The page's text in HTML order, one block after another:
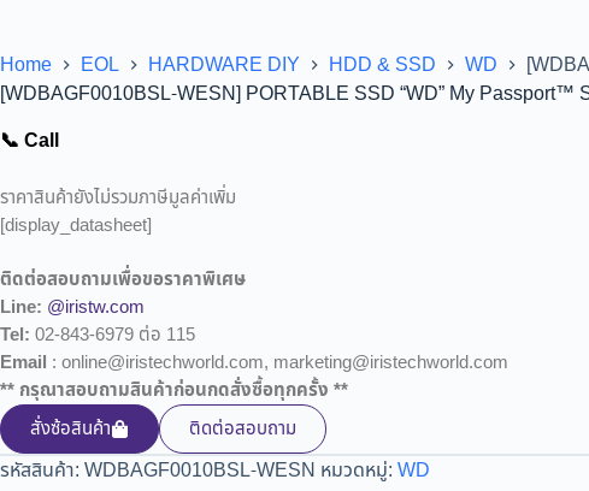
Home EOL HARDWARE DIY HDD & SSD WD
[WDBAGF0010BSL-WESN] PORTABLE SSD “WD” My Passport™
📞 Call
ราคาสินค้ายังไม่รวมภาษีมูลค่าเพิ่ม
[display_datasheet]
ติดต่อสอบถามเพื่อขอราคาพิเศษ
Line: @iristw.com
Tel: 02-843-6979 ต่อ 115
Email : online@iristechworld.com, marketing@iristechworld.com
** กรุณาสอบถามสินค้าก่อนกดสั่งซื้อทุกครั้ง **
สั่งซ้อสินค้า
ติดต่อสอบถาม
รหัสสินค้า: WDBAGF0010BSL-WESN หมวดหมู่: WD